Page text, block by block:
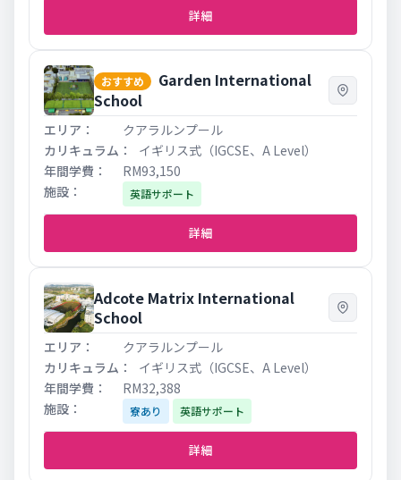
詳細
おすすめ
Garden International
School
クアラルンプール
イギリス式（IGCSE、A Level）
RM93,150
英語サポート
詳細
Adcote Matrix International
School
クアラルンプール
イギリス式（IGCSE、A Level）
RM32,388
寮あり 英語サポート
詳細